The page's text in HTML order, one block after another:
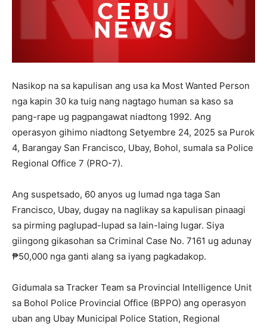
Nasikop na sa kapulisan ang usa ka Most Wanted Person
nga kapin 30 ka tuig nang nagtago human sa kaso sa
pang-rape ug pagpangawat niadtong 1992. Ang
operasyon gihimo niadtong Setyembre 24, 2025 sa Purok
4, Barangay San Francisco, Ubay, Bohol, sumala sa Police
Regional Office 7 (PRO-7).
Ang suspetsado, 60 anyos ug lumad nga taga San
Francisco, Ubay, dugay na naglikay sa kapulisan pinaagi
sa pirming paglupad-lupad sa lain-laing lugar. Siya
giingong gikasohan sa Criminal Case No. 7161 ug adunay
₱50,000 nga ganti alang sa iyang pagkadakop.
Gidumala sa Tracker Team sa Provincial Intelligence Unit
sa Bohol Police Provincial Office (BPPO) ang operasyon
uban ang Ubay Municipal Police Station, Regional